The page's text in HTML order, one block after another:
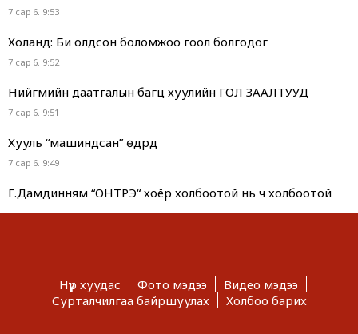
7 сар 6. 9:53
Холанд: Би олдсон боломжоо гоол болгодог
7 сар 6. 9:52
Нийгмийн даатгалын багц хуулийн ГОЛ ЗААЛТУУД
7 сар 6. 9:51
Хууль “машиндсан” өдрүүд
7 сар 6. 9:49
Г.Дамдинням “ОНТРЭ“ хоёр холбоотой нь ч холбоотой
7 сар 6. 9:46
Нүүр хуудас Фото мэдээ
Видео мэдээ
Сурталчилгаа байршуулах
Холбоо барих